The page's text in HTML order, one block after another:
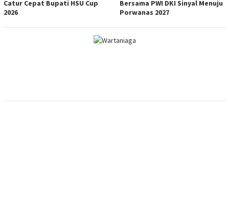
Catur Cepat Bupati HSU Cup
2026
Bersama PWI DKI Sinyal Menuju
Porwanas 2027